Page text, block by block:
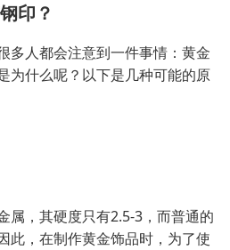
印？
多人都会注意到一件事情：黄金
为什么呢？以下是几种可能的原
属，其硬度只有2.5-3，而普通的
此，在制作黄金饰品时，为了使